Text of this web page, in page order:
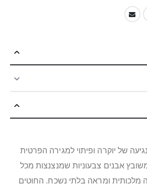
של יוקרה ופיתוי למגירה הפרטית
אבנים צבעוניות שמנצנצות מכל
מלכותית ומראה בלתי נשכח. החוטים